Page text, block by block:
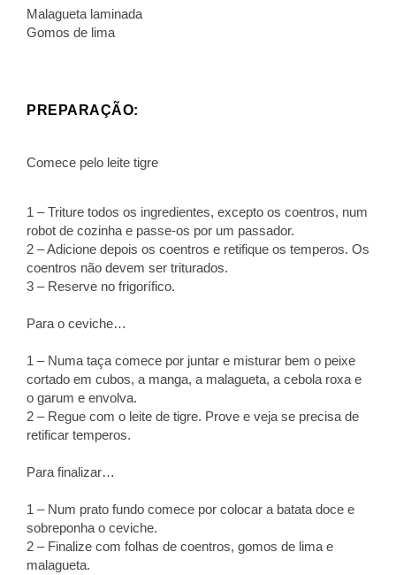
Malagueta laminada
Gomos de lima
PREPARAÇÃO:
Comece pelo leite tigre
1 – Triture todos os ingredientes, excepto os coentros, num
robot de cozinha e passe-os por um passador.
2 – Adicione depois os coentros e retifique os temperos. Os
coentros não devem ser triturados.
3 – Reserve no frigorífico.
Para o ceviche…
1 – Numa taça comece por juntar e misturar bem o peixe
cortado em cubos, a manga, a malagueta, a cebola roxa e
o garum e envolva.
2 – Regue com o leite de tigre. Prove e veja se precisa de
retificar temperos.
Para finalizar…
1 – Num prato fundo comece por colocar a batata doce e
sobreponha o ceviche.
2 – Finalize com folhas de coentros, gomos de lima e
malagueta.